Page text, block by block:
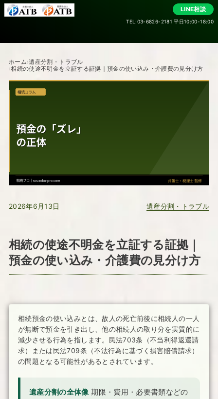
LINE相談
TEL:03-6826-2181 平日10:00-18:00
ホーム 遺産分割・トラブル
相続の使途不明金を立証する証拠｜預金の使い込み・介護費の見分け方
2026年6月13日 遺産分割・トラブル
相続の使途不明金を立証する証拠｜
預金の使い込み・介護費の見分け方
相続預金の使い込みとは、故人の死亡前後に相続人の一人
が無断で預金を引き出し、他の相続人の取り分を実質的に
減少させる行為を指します。民法703条（不当利得返還請
求）または民法709条（不法行為に基づく損害賠償請求）
の問題となる可能性があるとされています。
遺産分割の全体像期限・費用・必要書類などの